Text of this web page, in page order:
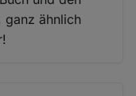
ganz ähnlich